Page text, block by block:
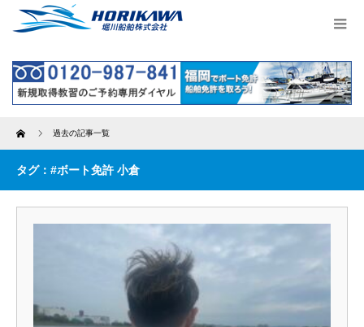
Home 過去の記事一覧
タグ：#ボート免許 小倉